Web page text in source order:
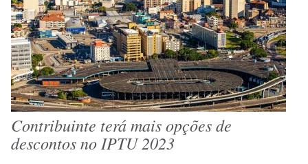
Contribuinte terá mais opções de
descontos no IPTU 2023